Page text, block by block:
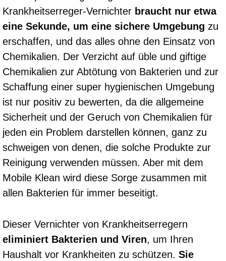
Krankheitserreger-Vernichter braucht nur etwa
eine Sekunde, um eine sichere Umgebung zu
erschaffen, und das alles ohne den Einsatz von
Chemikalien. Der Verzicht auf üble und giftige
Chemikalien zur Abtötung von Bakterien und zur
Schaffung einer super hygienischen Umgebung
ist nur positiv zu bewerten, da die allgemeine
Sicherheit und der Geruch von Chemikalien für
jeden ein Problem darstellen können, ganz zu
schweigen von denen, die solche Produkte zur
Reinigung verwenden müssen. Aber mit dem
Mobile Klean wird diese Sorge zusammen mit
allen Bakterien für immer beseitigt.
Dieser Vernichter von Krankheitserregern
eliminiert Bakterien und Viren, um Ihren
Haushalt vor Krankheiten zu schützen. Sie